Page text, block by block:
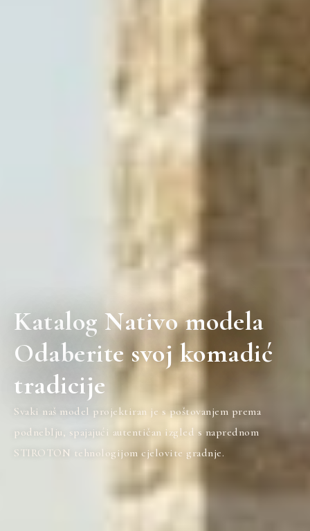
Katalog Nativo modela
Odaberite svoj komadić
tradicije
Svaki naš model projektiran je s poštovanjem prema
podneblju, spajajući autentičan izgled s naprednom
STIROTON tehnologijom cjelovite gradnje.